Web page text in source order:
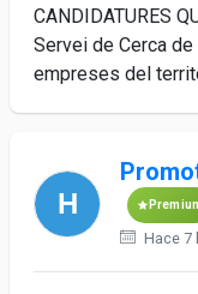
CANDIDATURES
Servei de Cerca
empreses del
Hace 7